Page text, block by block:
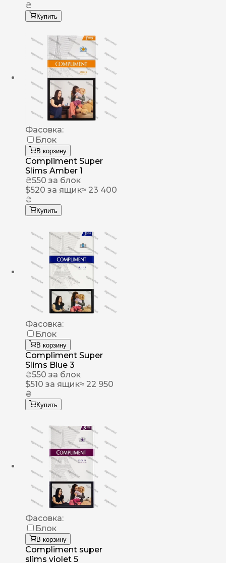
₴
Купить
Фасовка:
Блок
В корзину
Compliment Super
Slims Amber 1
₴550 за блок
$520 за ящик≈ 23 400
₴
Купить
Фасовка:
Блок
В корзину
Compliment Super
Slims Blue 3
₴550 за блок
$510 за ящик≈ 22 950
₴
Купить
Фасовка:
Блок
В корзину
Compliment super
slims violet 5